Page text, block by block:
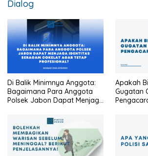
Dialog
Di Balik Minimnya Anggota:
Bagaimana Para Anggota
Polsek Jabon Dapat Menjaga
Agar Tetap Profesional?
Apakah
Gugatan